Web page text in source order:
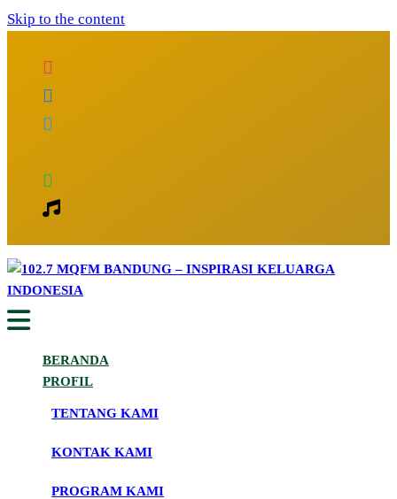
Skip to the content
102.7 MQFM Bandung – Inspirasi
Keluarga Indonesia
Inspirasi Keluarga Indonesia
BERANDA
PROFIL
TENTANG KAMI
KONTAK KAMI
PROGRAM KAMI